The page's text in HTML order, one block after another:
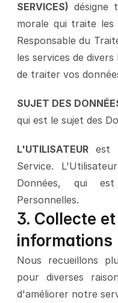
SERVICES) désigne
morale qui traite
Responsable du
les services de
de traiter vos
SUJET DES
qui est le sujet des
L'UTILISATEUR est
Service.
Données, qui
Personnelles.
3. Collecte
informations
Nous recueillons
pour diverses
d'améliorer notre